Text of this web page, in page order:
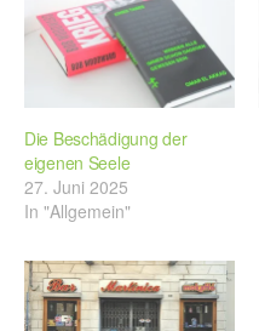
Die Beschädigung der
eigenen Seele
27. Juni 2025
In "Allgemein"